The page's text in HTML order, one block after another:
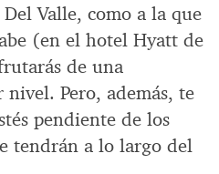
Valle, como a la que
(en el hotel Hyatt de
de una
Pero, además, te
pendiente de los
tendrán a lo largo del